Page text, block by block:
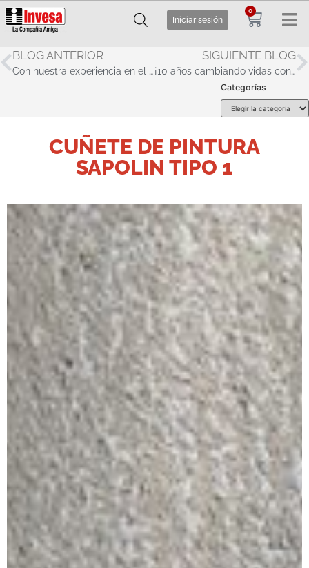
Iniciar sesión
0
BLOG ANTERIOR
Con nuestra experiencia en el agro promovemos cultivos sanos
SIGUIENTE BLOG
¡10 años cambiando vidas con nuestro proyecto de mejoramiento de viviendas!
Categorías
CUÑETE DE PINTURA
SAPOLIN TIPO 1